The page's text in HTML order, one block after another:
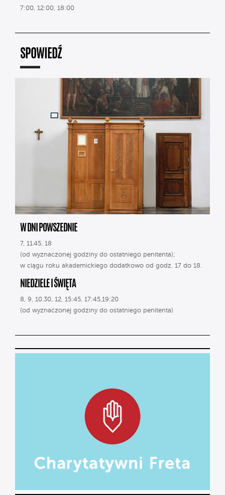
7:00, 12:00, 18:00
SPOWIEDŹ
W DNI POWSZEDNIE
7, 11.45, 18
(od wyznaczonej godziny do ostatniego penitenta);
w ciągu roku akademickiego dodatkowo od godz. 17 do 18.
NIEDZIELE I ŚWIĘTA
8, 9, 10.30, 12, 15:45, 17:45,19:20
(od wyznaczonej godziny do ostatniego penitenta)